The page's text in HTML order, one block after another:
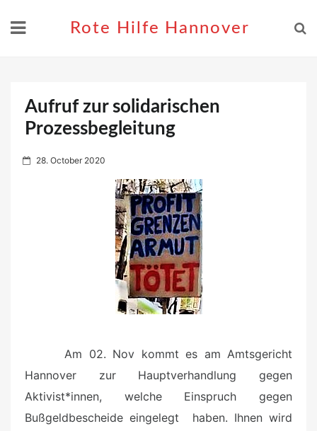
Rote Hilfe Hannover
Aufruf zur solidarischen
Prozessbegleitung
P 28. October 2020
Am 02. Nov kommt es am Amtsgericht
Hannover zur Hauptverhandlung gegen
Aktivist*innen, welche Einspruch gegen
Bußgeldbescheide eingelegt haben. Ihnen wird